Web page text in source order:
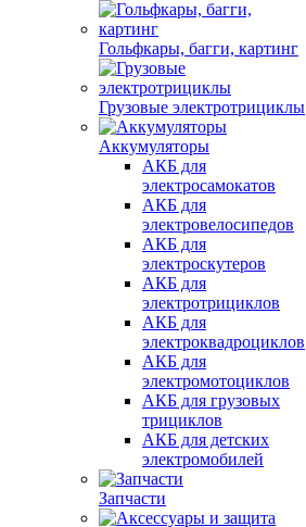
Гольфкары, багги, картинг
Грузовые электротрициклы
Аккумуляторы
АКБ для
электросамокатов
АКБ для
электровелосипедов
АКБ для
электроскутеров
АКБ для
электротрициклов
АКБ для
электроквадроциклов
АКБ для
электромотоциклов
АКБ для грузовых
трициклов
АКБ для детских
электромобилей
Запчасти